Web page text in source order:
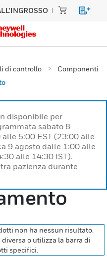
di controllo
Componenti
disponibile per
sabato 8
5:00 EST (23:00 alle
9 agosto dalle 1:00 alle
alle 14:30 IST).
pazienza durante
non ha nessun risultato.
o utilizza la barra di
specifici.